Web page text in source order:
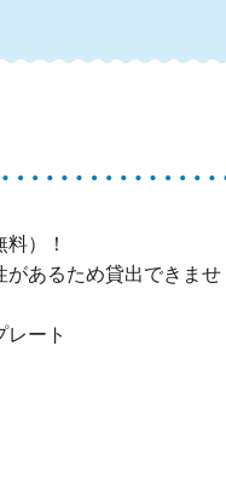
）！
があるため貸出できませ
レート